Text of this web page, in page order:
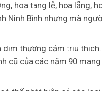
hoa tang lễ, hoa lẵng,
Ninh Bình nhưng mà
dìm thương cảm trìu
cũ của các năm 90